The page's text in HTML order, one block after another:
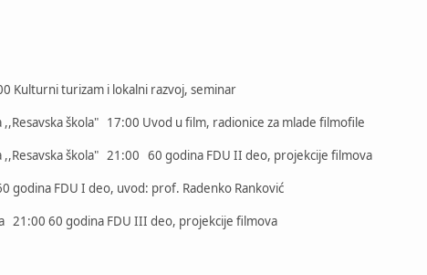
Kulturni turizam i lokalni razvoj, seminar
,,Resavska škola" 17:00 Uvod u film, radionice za mlade filmofile
,,Resavska škola" 21:00 60 godina FDU II deo, projekcije filmova
godina FDU I deo, uvod: prof. Radenko Ranković
21:00 60 godina FDU III deo, projekcije filmova